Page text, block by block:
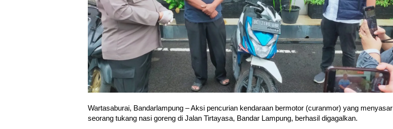
Wartasaburai, Bandarlampung – Aksi pencurian kendaraan bermotor (curanmor) yang menyasar
seorang tukang nasi goreng di Jalan Tirtayasa, Bandar Lampung, berhasil digagalkan.